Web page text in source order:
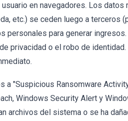
en navegadores. Los datos
etc.) se ceden luego a terceros
personales para generar
privacidad o el robo de
"Suspicious Ransomware
Windows Security Alert y
archivos del sistema o se ha